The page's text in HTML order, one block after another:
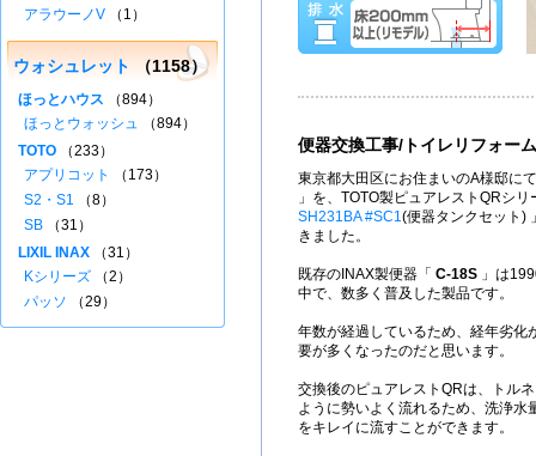
便器交換工事/トイレリフォーム
東京都大田区にお住まいのA様邸に
」を、TOTO製ピュアレストQRシ
SH231BA #SC1(便器タンクセット)
きました。
既存のINAX製便器「 C-18S 」は
中で、数多く普及した製品です。
年数が経過しているため、経年劣化
要が多くなったのだと思います。
交換後のピュアレストQRは、トル
ように勢いよく流れるため、洗浄水
をキレイに流すことができます。
アラウーノV （1）
ウォシュレット （1158）
ほっとハウス （894）
ほっとウォッシュ （894）
TOTO （233）
アプリコット
（173）
S2・S1 （8）
SB （31）
LIXIL INAX （31）
Kシリーズ （2）
パッソ （29）